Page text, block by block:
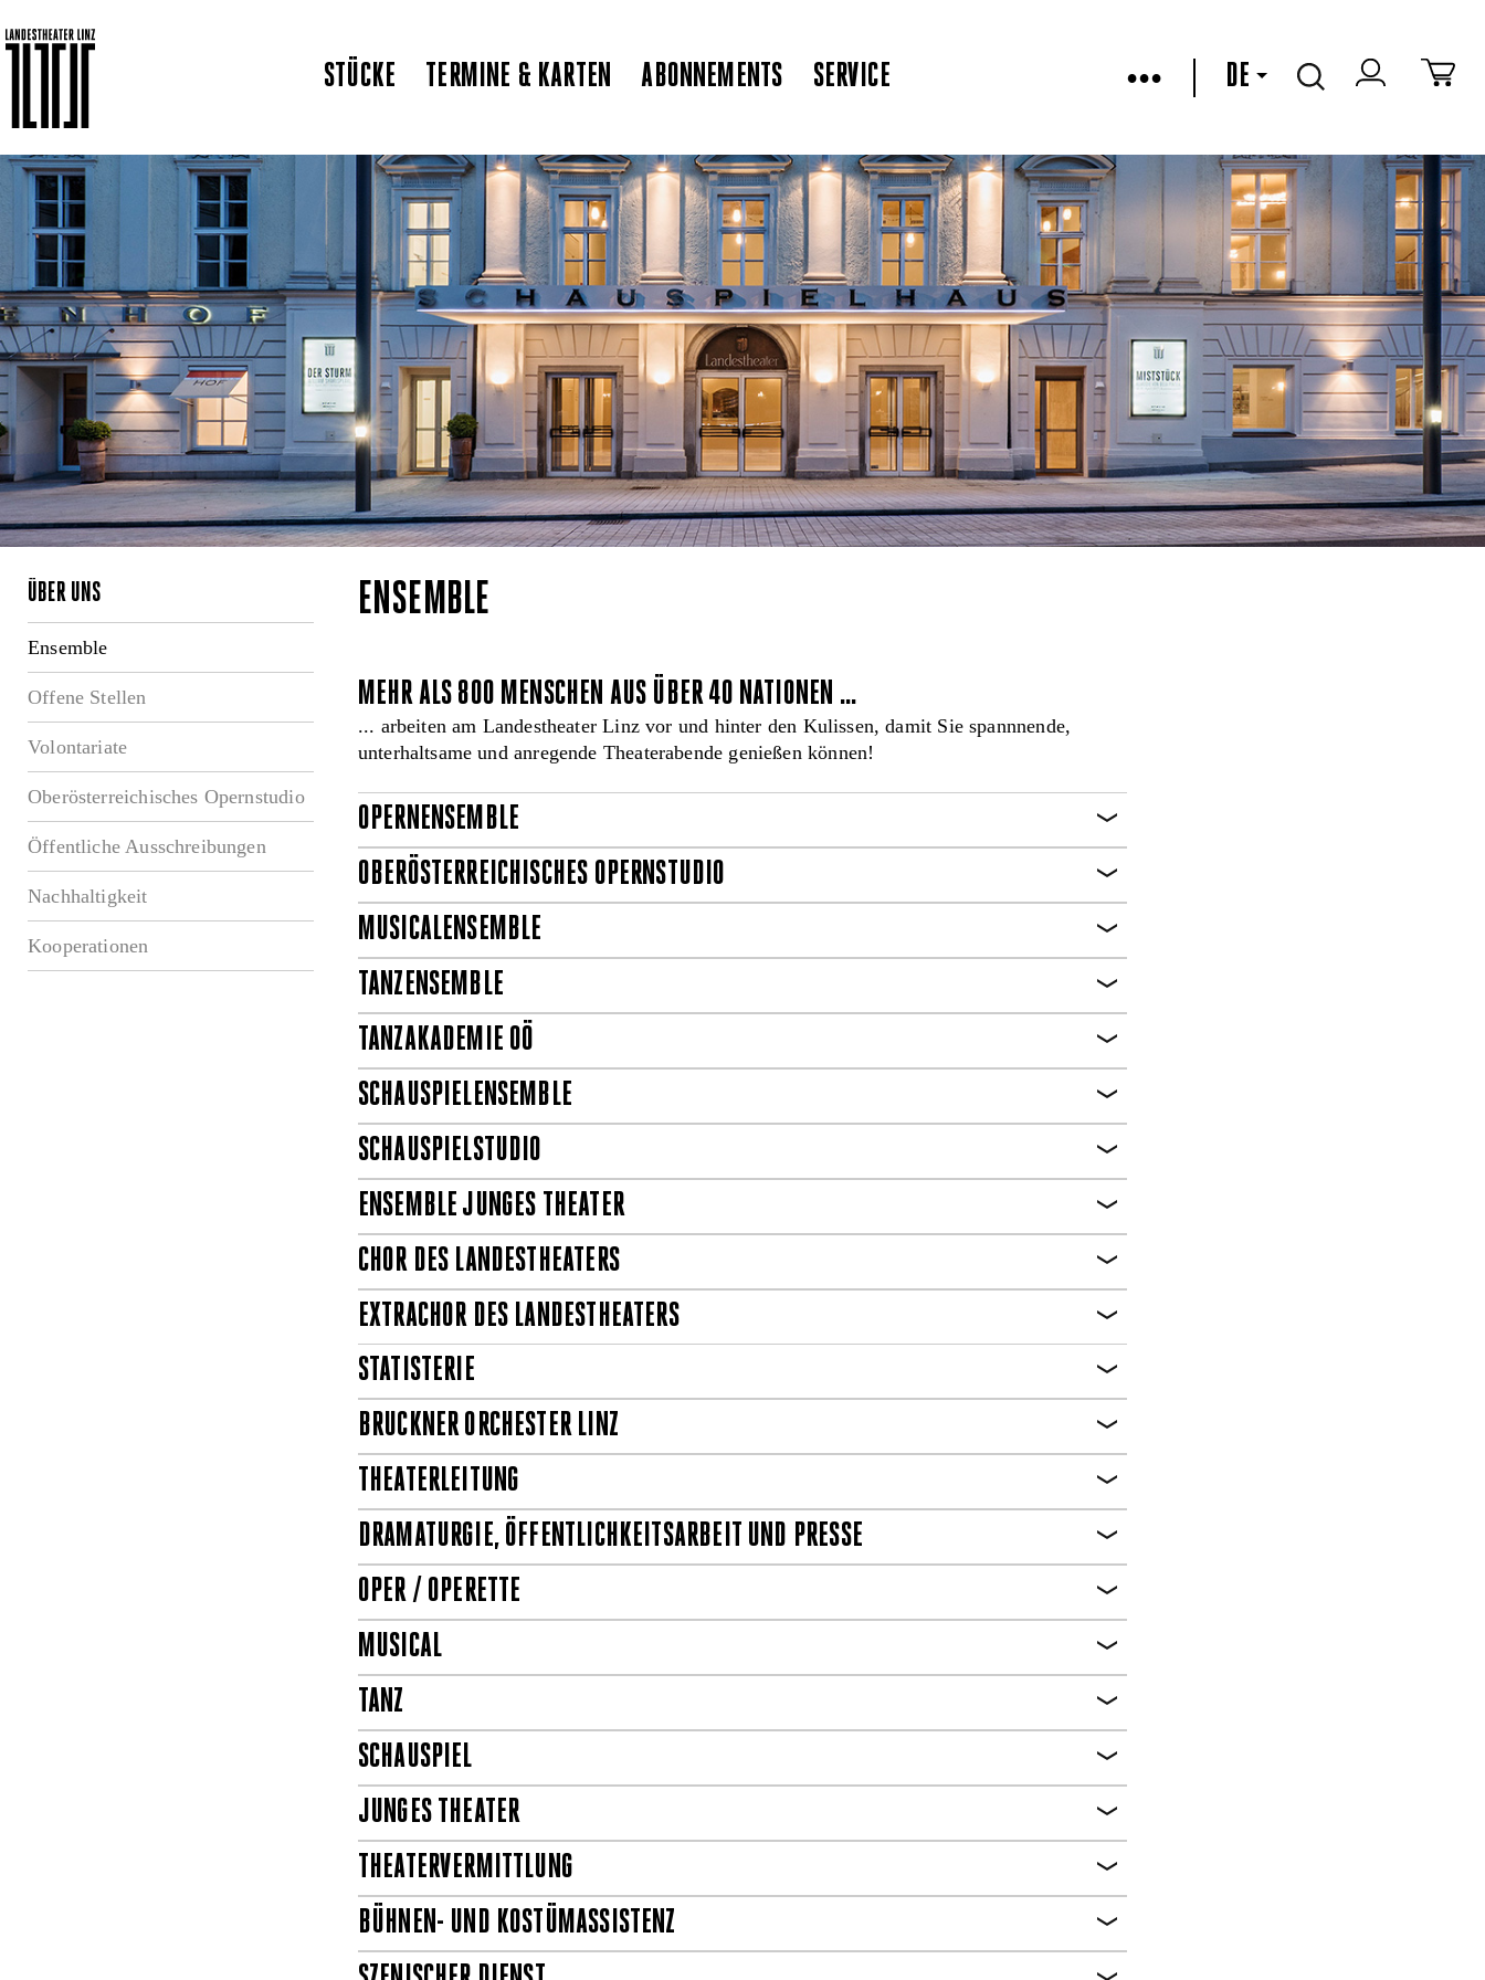
STÜCKE TERMINE & KARTEN ABONNEMENTS SERVICE ••• DE
ÜBER UNS
Ensemble
Offene Stellen
Volontariate
Oberösterreichisches Opernstudio
Öffentliche Ausschreibungen
Nachhaltigkeit
Kooperationen
ENSEMBLE
MEHR ALS 800 MENSCHEN AUS ÜBER 40 NATIONEN ...
... arbeiten am Landestheater Linz vor und hinter den Kulissen, damit Sie spannnende,
unterhaltsame und anregende Theaterabende genießen können!
OPERNENSEMBLE
OBERÖSTERREICHISCHES OPERNSTUDIO
MUSICALENSEMBLE
TANZENSEMBLE
TANZAKADEMIE OÖ
SCHAUSPIELENSEMBLE
SCHAUSPIELSTUDIO
ENSEMBLE JUNGES THEATER
CHOR DES LANDESTHEATERS
EXTRACHOR DES LANDESTHEATERS
STATISTERIE
BRUCKNER ORCHESTER LINZ
THEATERLEITUNG
DRAMATURGIE, ÖFFENTLICHKEITSARBEIT UND PRESSE
OPER / OPERETTE
MUSICAL
TANZ
SCHAUSPIEL
JUNGES THEATER
THEATERVERMITTLUNG
BÜHNEN- UND KOSTÜMASSISTENZ